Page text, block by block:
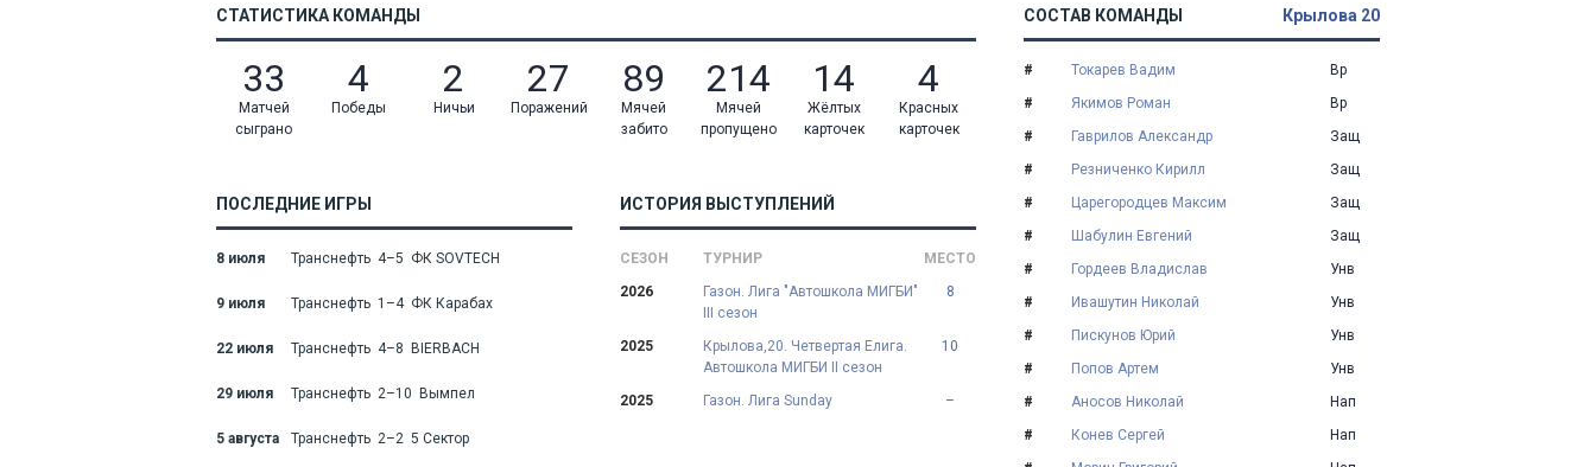
СТАТИСТИКА КОМАНДЫ
33 4 2 27 89 214 14 4
Матчей
сыграно
Победы Ничьи Поражений
Мячей
забито
Мячей
пропущено
Жёлтых
карточек
Красных
карточек
ПОСЛЕДНИЕ ИГРЫ
8 июля Транснефть 4–5 ФК SOVTECH
9 июля Транснефть 1–4 ФК Карабах
22 июля Транснефть 4–8 BIERBACH
29 июля Транснефть 2–10 Вымпел
5 августа Транснефть 2–2 5 Сектор
ИСТОРИЯ ВЫСТУПЛЕНИЙ
СЕЗОН ТУРНИР
МЕСТО
2026
Газон. Лига "Автошкола МИГБИ"
III сезон
8
2025
Крылова,20. Четвертая Елига.
Автошкола МИГБИ II сезон
10
2025 Газон. Лига Sunday –
СОСТАВ КОМАНДЫ Крылова 20
# Токарев Вадим
Вр
#
Якимов Роман
Вр
#
Гаврилов Александр
Защ
#
Резниченко Кирилл
Защ
#
Царегородцев Максим
Защ
#
Шабулин Евгений
Защ
#
Гордеев Владислав
Унв
#
Ивашутин Николай
Унв
#
Пискунов Юрий
Унв
#
Попов Артем
Унв
#
Аносов Николай
Нап
#
Конев Сергей
Нап